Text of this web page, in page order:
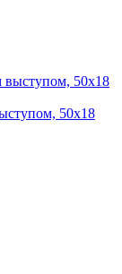
50х18